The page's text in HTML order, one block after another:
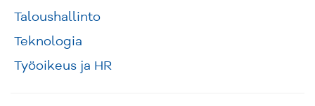
Taloushallinto
Teknologia
Työoikeus ja HR